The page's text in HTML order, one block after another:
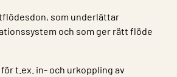
som underlättar
och som ger rätt flöde
t.ex. in- och urkoppling av